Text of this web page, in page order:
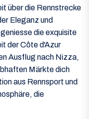
über die Rennstrecke
Eleganz und
die exquisite
der Côte d'Azur
Ausflug nach Nizza,
Märkte dich
aus Rennsport und
die